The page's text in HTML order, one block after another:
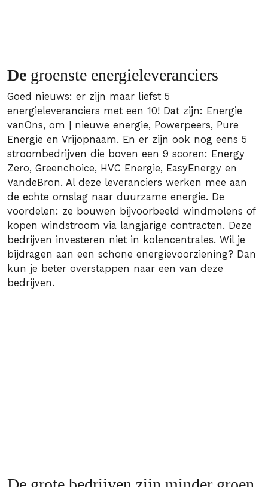
De groenste energieleveranciers
Goed nieuws: er zijn maar liefst 5
energieleveranciers met een 10! Dat zijn: Energie
vanOns, om | nieuwe energie, Powerpeers, Pure
Energie en Vrijopnaam. En er zijn ook nog eens 5
stroombedrijven die boven een 9 scoren: Energy
Zero, Greenchoice, HVC Energie, EasyEnergy en
VandeBron. Al deze leveranciers werken mee aan
de echte omslag naar duurzame energie. De
voordelen: ze bouwen bijvoorbeeld windmolens of
kopen windstroom via langjarige contracten. Deze
bedrijven investeren niet in kolencentrales. Wil je
bijdragen aan een schone energievoorziening? Dan
kun je beter overstappen naar een van deze
bedrijven.